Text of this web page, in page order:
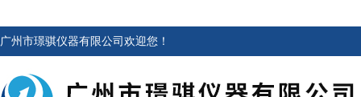
广州市璟骐仪器有限公司欢迎您！